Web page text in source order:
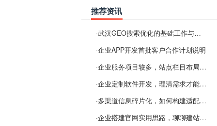
推荐资讯
·武汉GEO搜索优化的基础工作与实施思路
·企业APP开发首批客户合作计划说明
·企业服务项目较多，站点栏目布局规划参考思路
·企业定制软件开发，理清需求才能提升数字化落地效率
·多渠道信息碎片化，如何构建适配 AI 检索的品牌信息源
·企业搭建官网实用思路，聊聊建站容易忽视的问题